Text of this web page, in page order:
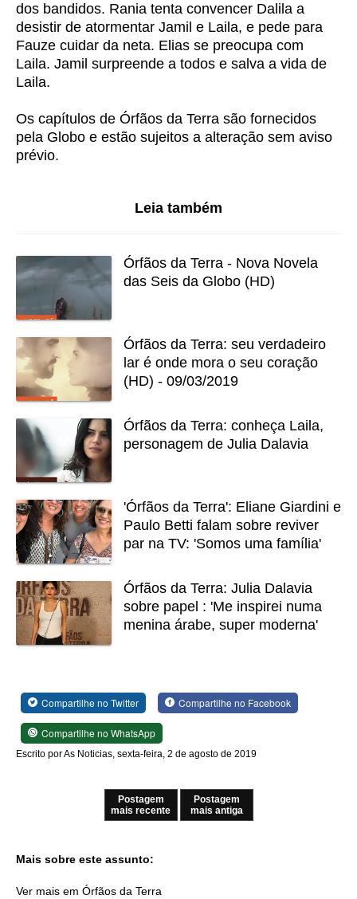
dos bandidos. Rania tenta convencer Dalila a
desistir de atormentar Jamil e Laila, e pede para
Fauze cuidar da neta. Elias se preocupa com
Laila. Jamil surpreende a todos e salva a vida de
Laila.
Os capítulos de Órfãos da Terra são fornecidos
pela Globo e estão sujeitos a alteração sem aviso
prévio.
Leia também
Órfãos da Terra - Nova Novela
das Seis da Globo (HD)
Órfãos da Terra: seu verdadeiro
lar é onde mora o seu coração
(HD) - 09/03/2019
Órfãos da Terra: conheça Laila,
personagem de Julia Dalavia
'Órfãos da Terra': Eliane Giardini e
Paulo Betti falam sobre reviver
par na TV: 'Somos uma família'
Órfãos da Terra: Julia Dalavia
sobre papel : 'Me inspirei numa
menina árabe, super moderna'
Compartilhe no Twitter Compartilhe no Facebook
Compartilhe no WhatsApp
Escrito por As Noticias, sexta-feira, 2 de agosto de 2019
Postagem
mais recente
Postagem
mais antiga
Mais sobre este assunto:
Ver mais em Órfãos da Terra